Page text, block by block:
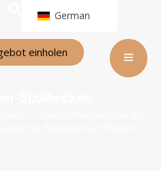
German
einholen